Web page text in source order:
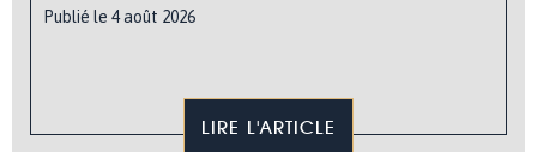
Publié le 4 août 2026
LIRE L'ARTICLE